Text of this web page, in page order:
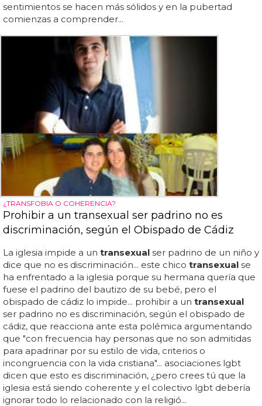
sentimientos se hacen más sólidos y en la pubertad
comienzas a comprender...
¿TRANSFOBIA O COHERENCIA?
Prohibir a un transexual ser padrino no es
discriminación, según el Obispado de Cádiz
La iglesia impide a un transexual ser padrino de un niño y
dice que no es discriminación... este chico transexual se
ha enfrentado a la iglesia porque su hermana quería que
fuese el padrino del bautizo de su bebé, pero el
obispado de cádiz lo impide... prohibir a un transexual
ser padrino no es discriminación, según el obispado de
cádiz, que reacciona ante esta polémica argumentando
que "con frecuencia hay personas que no son admitidas
para apadrinar por su estilo de vida, criterios o
incongruencia con la vida cristiana"... asociaciones lgbt
dicen que esto es discriminación, ¿pero crees tú que la
iglesia está siendo coherente y el colectivo lgbt debería
ignorar todo lo relacionado con la religió...